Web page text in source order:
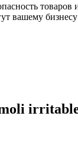
вашему